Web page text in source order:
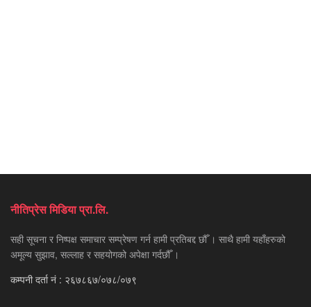
नीतिप्रेस मिडिया प्रा.लि.
सही सूचना र निष्पक्ष समाचार सम्प्रेषण गर्न हामी प्रतिबद्द छौँ । साथै हामी यहाँहरुको
अमूल्य सुझाव, सल्लाह र सहयोगको अपेक्षा गर्दछौँ ।
कम्पनी दर्ता नं : २६७८६७/०७८/०७९